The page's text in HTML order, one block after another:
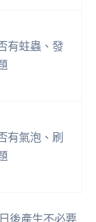
有蛀蟲、發
有氣泡、刷
後產生不必要